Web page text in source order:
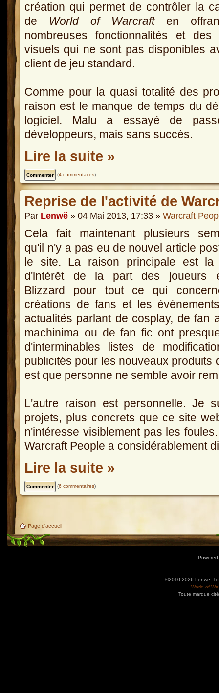
création qui permet de contrôler la
de World of Warcraften
nombreuses fonctionnalités et des
visuels qui ne sont pas disponibles
client de jeu standard.
Comme pour la quasi totalité des
raison est le manque de temps du
logiciel. Malu a essayé de
développeurs, mais sans succès.
Lire la suite »
(4 commentaires)
Reprise de l'activité de
Par Lenwë » 04 Mai 2013, 17:33 » Warcraft
Cela fait maintenant plusieurs
qu'il n'y a pas eu de nouvel article
le site. La raison principale est la
d'intérêt de la part des joueurs
Blizzard pour tout ce qui
créations de fans et les
actualités parlant de cosplay, de fan
machinima ou de fan fic ont
d'interminables listes de
publicités pour les nouveaux produits
est que personne ne semble avoir
L'autre raison est personnelle. Je
projets, plus concrets que ce site
n'intéresse visiblement pas les
Warcraft People a considérablement
Lire la suite »
(6 commentaires)
Page d'accueil
©2010-2026 Lenwë.
World of
Toute marque